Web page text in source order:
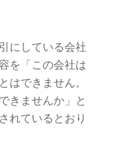
にしている会社
を「この会社は
はできません。
きませんか」と
れているとおり